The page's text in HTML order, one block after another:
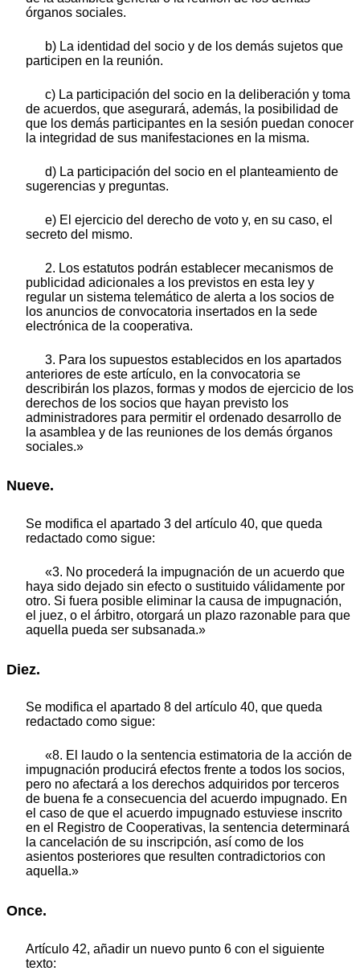
órganos sociales.
b) La identidad del socio y de los demás sujetos que
participen en la reunión.
c) La participación del socio en la deliberación y toma
de acuerdos, que asegurará, además, la posibilidad de
que los demás participantes en la sesión puedan conocer
la integridad de sus manifestaciones en la misma.
d) La participación del socio en el planteamiento de
sugerencias y preguntas.
e) El ejercicio del derecho de voto y, en su caso, el
secreto del mismo.
2. Los estatutos podrán establecer mecanismos de
publicidad adicionales a los previstos en esta ley y
regular un sistema telemático de alerta a los socios de
los anuncios de convocatoria insertados en la sede
electrónica de la cooperativa.
3. Para los supuestos establecidos en los apartados
anteriores de este artículo, en la convocatoria se
describirán los plazos, formas y modos de ejercicio de los
derechos de los socios que hayan previsto los
administradores para permitir el ordenado desarrollo de
la asamblea y de las reuniones de los demás órganos
sociales.»
Nueve.
Se modifica el apartado 3 del artículo 40, que queda
redactado como sigue:
«3. No procederá la impugnación de un acuerdo que
haya sido dejado sin efecto o sustituido válidamente por
otro. Si fuera posible eliminar la causa de impugnación,
el juez, o el árbitro, otorgará un plazo razonable para que
aquella pueda ser subsanada.»
Diez.
Se modifica el apartado 8 del artículo 40, que queda
redactado como sigue:
«8. El laudo o la sentencia estimatoria de la acción de
impugnación producirá efectos frente a todos los socios,
pero no afectará a los derechos adquiridos por terceros
de buena fe a consecuencia del acuerdo impugnado. En
el caso de que el acuerdo impugnado estuviese inscrito
en el Registro de Cooperativas, la sentencia determinará
la cancelación de su inscripción, así como de los
asientos posteriores que resulten contradictorios con
aquella.»
Once.
Artículo 42, añadir un nuevo punto 6 con el siguiente
texto: